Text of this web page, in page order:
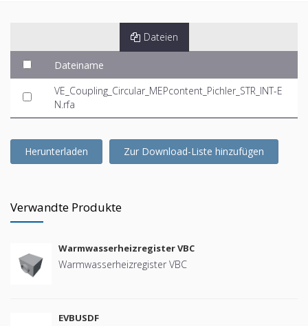
Dateien
Dateiname
VE_Coupling_Circular_MEPcontent_Pichler_STR_INT-E
N.rfa
Herunterladen Zur Download-Liste hinzufügen
Verwandte Produkte
Warmwasserheizregister VBC
Warmwasserheizregister VBC
EVBUSDF